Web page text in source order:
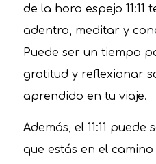
de la hora espejo
adentro, meditar y
Puede ser un tiempo
gratitud y reflexionar
aprendido en tu viaje.
Además, el 11:11
que estás en el